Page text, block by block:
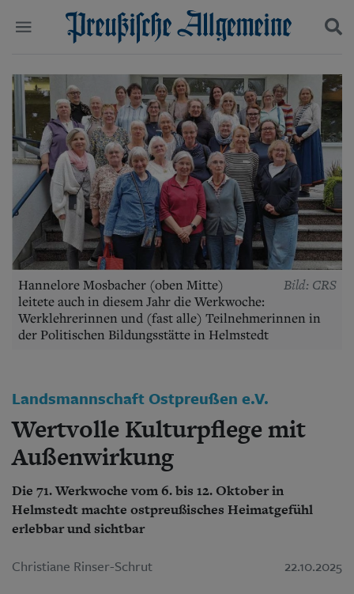
Start
Wer wir sind
Abonnent werden
Abo Prämien
Archiv
Mediadaten
Politik
Kultur
Wirtschaft
Panorama
Gesellschaft
Leben
Geschichte
Ostpreußen
Pommern
Berlin-Brandenburg
Schlesien
Danzig und Westpreußen
Bücher
Kontakt
Impressum
Datenschutz
Suchen und finden
Bild: CRS
Hannelore Mosbacher (oben Mitte)
leitete auch in diesem Jahr die Werkwoche:
Werklehrerinnen und (fast alle) Teilnehmerinnen in
der Politischen Bildungsstätte in Helmstedt
Landsmannschaft Ostpreußen e.V.
Wertvolle Kulturpflege mit
Außenwirkung
Die 71. Werkwoche vom 6. bis 12. Oktober in
Helmstedt machte ostpreußisches Heimatgefühl
erlebbar und sichtbar
Christiane Rinser-Schrut 22.10.2025